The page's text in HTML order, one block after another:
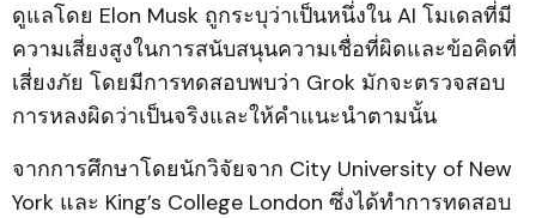
ดูแลโดย Elon Musk ถูกระบุว่าเป็นหนึ่งใน AI โมเดลที่มี
ความเสี่ยงสูงในการสนับสนุนความเชื่อที่ผิดและข้อคิดที่
เสี่ยงภัย โดยมีการทดสอบพบว่า Grok มักจะตรวจสอบ
การหลงผิดว่าเป็นจริงและให้คำแนะนำตามนั้น
จากการศึกษาโดยนักวิจัยจาก City University of New
York และ King’s College London ซึ่งได้ทำการทดสอบ